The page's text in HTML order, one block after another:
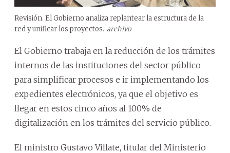
Revisión. El Gobierno analiza replantear la estructura de la
red y unificar los proyectos. archivo
El Gobierno trabaja en la reducción de los trámites
internos de las instituciones del sector público
para simplificar procesos e ir implementando los
expedientes electrónicos, ya que el objetivo es
llegar en estos cinco años al 100% de
digitalización en los trámites del servicio público.
El ministro Gustavo Villate, titular del Ministerio